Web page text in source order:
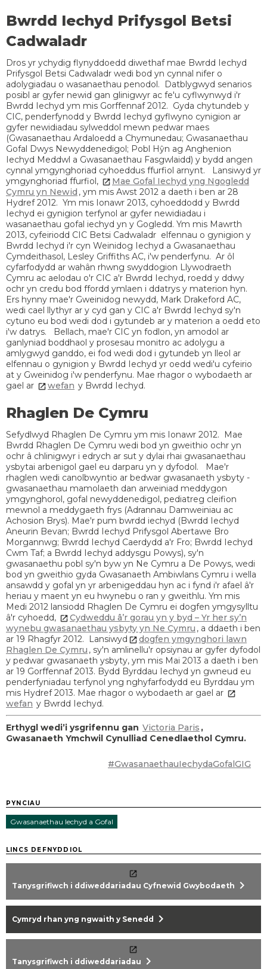
Bwrdd Iechyd Prifysgol Betsi
Cadwaladr
Dros yr ychydig flynyddoedd diwethaf mae Bwrdd Iechyd
Prifysgol Betsi Cadwaladr wedi bod yn cynnal nifer o
adolygiadau o wasanaethau penodol. Datblygwyd senarios
posibl ar gyfer newid gan glinigwyr ac fe'u cyflwynwyd i'r
Bwrdd Iechyd ym mis Gorffennaf 2012. Gyda chytundeb y
CIC, penderfynodd y Bwrdd Iechyd gyflwyno cynigion ar
gyfer newidiadau sylweddol mewn pedwar maes
(Gwasanaethau Ardaloedd a Chymunedau; Gwasanaethau
Gofal Dwys Newyddenedigol; Pobl Hŷn ag Anghenion
Iechyd Meddwl a Gwasanaethau Fasgwlaidd) y bydd angen
cynnal ymgynghoriad cyhoeddus ffurfiol arnynt. Lansiwyd yr
ymgynghoriad ffurfiol,
Mae Gofal Iechyd yng Ngogledd
Cymru yn Newid , ym mis Awst 2012 a daeth i ben ar 28
Hydref 2012. Ym mis Ionawr 2013, cyhoeddodd y Bwrdd
Iechyd ei gynigion terfynol ar gyfer newidiadau i
wasanaethau gofal iechyd yn y Gogledd. Ym mis Mawrth
2013, cyfeiriodd CIC Betsi Cadwaladr elfennau o gynigion y
Bwrdd Iechyd i'r cyn Weinidog Iechyd a Gwasanaethau
Cymdeithasol, Lesley Griffiths AC, i'w penderfynu. Ar ôl
cyfarfodydd ar wahân rhwng swyddogion Llywodraeth
Cymru ac aelodau o'r CIC a'r Bwrdd Iechyd, roedd y ddwy
ochr yn credu bod ffordd ymlaen i ddatrys y materion hyn.
Ers hynny mae'r Gweinidog newydd, Mark Drakeford AC,
wedi cael llythyr ar y cyd gan y CIC a'r Bwrdd Iechyd sy'n
cytuno eu bod wedi dod i gytundeb ar y materion a oedd eto
i'w datrys. Bellach, mae'r CIC yn fodlon, yn amodol ar
ganlyniad boddhaol y prosesau monitro ac adolygu a
amlygwyd ganddo, ei fod wedi dod i gytundeb yn lleol ar
elfennau o gynigion y Bwrdd Iechyd yr oedd wedi'u cyfeirio
at y Gweinidog i'w penderfynu. Mae rhagor o wybodaeth ar
gael ar
wefan y Bwrdd Iechyd.
Rhaglen De Cymru
Sefydlwyd Rhaglen De Cymru ym mis Ionawr 2012. Mae
Bwrdd Rhaglen De Cymru wedi bod yn gweithio ochr yn
ochr â chlinigwyr i edrych ar sut y dylai rhai gwasanaethau
ysbytai arbenigol gael eu darparu yn y dyfodol. Mae'r
rhaglen wedi canolbwyntio ar bedwar gwasanaeth ysbyty -
gwasanaethau mamolaeth dan arweiniad meddygon
ymgynghorol, gofal newyddenedigol, pediatreg cleifion
mewnol a meddygaeth frys (Adrannau Damweiniau ac
Achosion Brys). Mae'r pum bwrdd iechyd (Bwrdd Iechyd
Aneurin Bevan; Bwrdd Iechyd Prifysgol Abertawe Bro
Morgannwg; Bwrdd Iechyd Caerdydd a'r Fro; Bwrdd Iechyd
Cwm Taf; a Bwrdd Iechyd addysgu Powys), sy'n
gwasanaethu pobl sy'n byw yn Ne Cymru a De Powys, wedi
bod yn gweithio gyda Gwasanaeth Ambiwlans Cymru i wella
ansawdd y gofal yn yr arbenigeddau hyn ac i fynd i'r afael â'r
heriau y maent yn eu hwynebu o ran y gweithlu. Ym mis
Medi 2012 lansiodd Rhaglen De Cymru ei dogfen ymgysylltu
â'r cyhoedd,
Cydweddu â’r gorau yn y byd – Yr her sy’n
wynebu gwasanaethau ysbyty yn Ne Cymru , a ddaeth i ben
ar 19 Rhagfyr 2012. Lansiwyd
dogfen ymgynghori lawn
Rhaglen De Cymru , sy'n amlinellu'r opsiynau ar gyfer dyfodol
y pedwar gwasanaeth ysbyty, ym mis Mai 2013 a daeth i ben
ar 19 Gorffennaf 2013. Bydd Byrddau Iechyd yn gwneud eu
penderfyniadau terfynol yng nghyfarfodydd eu Byrddau ym
mis Hydref 2013. Mae rhagor o wybodaeth ar gael ar
wefan y Bwrdd Iechyd.
Erthygl wedi’i ysgrifennu gan Victoria Paris ,
Gwasanaeth Ymchwil Cynulliad Cenedlaethol Cymru.
#GwasanaethauIechydaGofalGIG
PYNCIAU
Gwasanaethau Iechyd a Gofal
LINCS DEFNYDDIOL
Tanysgrifiwch i ddiweddariadau Cyfnewid Gwybodaeth chevron_right
Cymryd rhan yng ngwaith y Senedd chevron_right
Tanysgrifiwch i ddiweddariadau chevron_right